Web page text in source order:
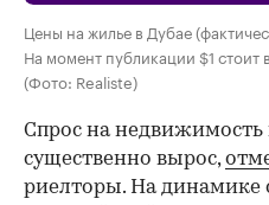
Цены на жилье в Дубае
На момент публикации $1 стоит
(Фото: Realiste)
Спрос на недвижимость
существенно вырос,
риелторы. На динамике